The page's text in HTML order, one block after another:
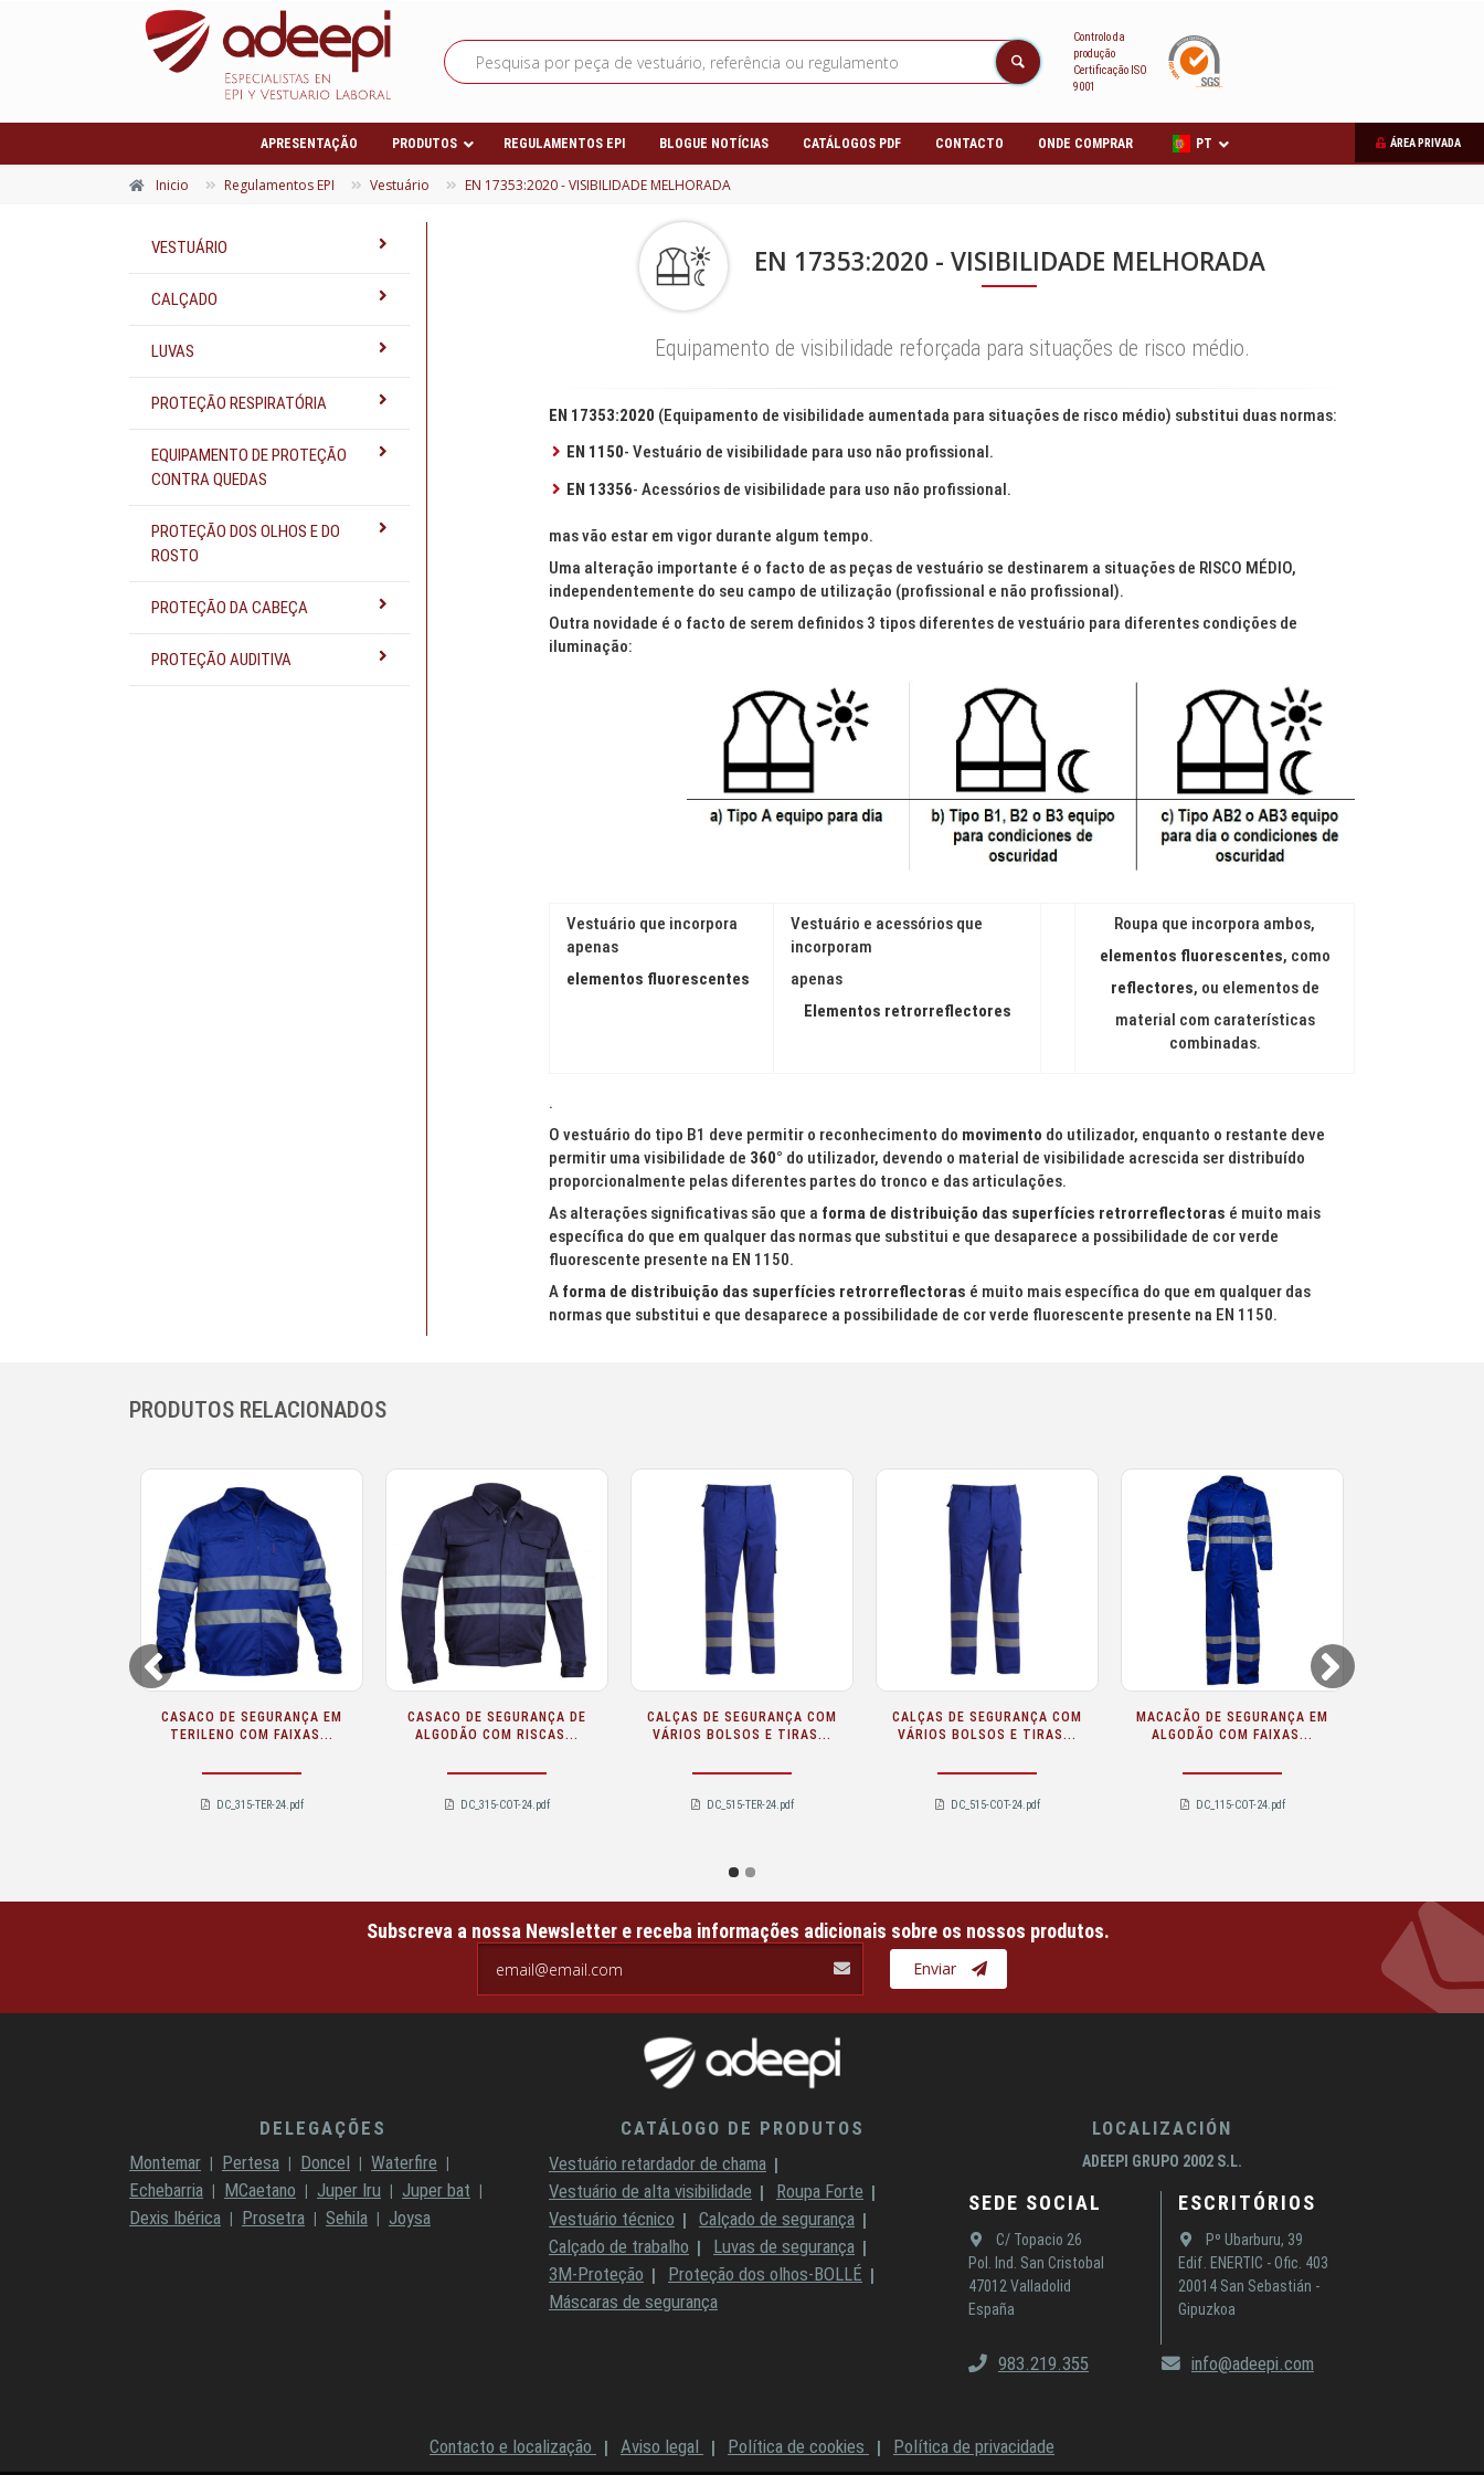
Controlo da
produção
Certificação ISO
9001
APRESENTAÇÃO PRODUTOS REGULAMENTOS EPI BLOGUE NOTÍCIAS CATÁLOGOS PDF CONTACTO ONDE COMPRAR ÁREA PRIVADA
PT
Inicio Regulamentos EPI Vestuário EN 17353:2020 - VISIBILIDADE MELHORADA
VESTUÁRIO
CALÇADO
LUVAS
PROTEÇÃO RESPIRATÓRIA
EQUIPAMENTO DE PROTEÇÃO
CONTRA QUEDAS
PROTEÇÃO DOS OLHOS E DO
ROSTO
PROTEÇÃO DA CABEÇA
PROTEÇÃO AUDITIVA
EN 17353:2020 - VISIBILIDADE MELHORADA
Equipamento de visibilidade reforçada para situações de risco médio.
EN 17353:2020 (Equipamento de visibilidade aumentada para situações de risco médio) substitui duas normas:
EN 1150- Vestuário de visibilidade para uso não profissional.
EN 13356- Acessórios de visibilidade para uso não profissional.
mas vão estar em vigor durante algum tempo.
Uma alteração importante é o facto de as peças de vestuário se destinarem a situações de RISCO MÉDIO,
independentemente do seu campo de utilização (profissional e não profissional).
Outra novidade é o facto de serem definidos 3 tipos diferentes de vestuário para diferentes condições de
iluminação:
Vestuário que incorpora
apenas
elementos fluorescentes
Vestuário e acessórios que
incorporam
apenas
Elementos retrorreflectores
Roupa que incorpora ambos,
elementos fluorescentes, como
reflectores, ou elementos de
material com caraterísticas
combinadas.
.
O vestuário do tipo B1 deve permitir o reconhecimento do movimento do utilizador, enquanto o restante deve
permitir uma visibilidade de 360° do utilizador, devendo o material de visibilidade acrescida ser distribuído
proporcionalmente pelas diferentes partes do tronco e das articulações.
As alterações significativas são que a forma de distribuição das superfícies retrorreflectoras é muito mais
específica do que em qualquer das normas que substitui e que desaparece a possibilidade de cor verde
fluorescente presente na EN 1150.
A forma de distribuição das superfícies retrorreflectoras é muito mais específica do que em qualquer das
normas que substitui e que desaparece a possibilidade de cor verde fluorescente presente na EN 1150.
PRODUTOS RELACIONADOS
Prev
MACACÃO DE SEGURANÇA EM
ALGODÃO COM FAIXAS...
CAMISA DE VISIBILIDADE
RETARDADORA DE CHAMA
DC_427B-CFR-20-3_427BMF-CFR-20-3.p
PÓLO SAREMO RETARDADOR
DE CHAMA VISIBILIDADE...
DC_487SG-MOD-24.pdf
CASACO DE PROTECÇÃO DA
VISIBILIDADE SARECO
DC_327B-CFR-30-3.pdf
SARECO ADEEPI CALÇAS DE
PROTECÇÃO DE
DC_527B-CFR-30-3.pdf
SARECO ADEEPI (ALGODÃO)
MACACÃO DE VISIBILIDADE...
DC_127B-CFR-30-3.pdf
Next
Subscreva a nossa Newsletter e receba informações adicionais sobre os nossos produtos.
email@email.com Enviar
DELEGAÇÕES
Montemar
Pertesa Doncel
Waterfire
Echebarria
MCaetano Juper Iru
Juper bat
Dexis Ibérica
Prosetra Sehila Joysa
CATÁLOGO DE PRODUTOS
Vestuário retardador de chama
Vestuário de alta visibilidade
Roupa Forte
Vestuário técnico
Calçado de segurança
Calçado de trabalho
Luvas de segurança
3M-Proteção
Proteção dos olhos-BOLLÉ
Máscaras de segurança
LOCALIZACIÓN
ADEEPI GRUPO 2002 S.L.
SEDE SOCIAL
C/ Topacio 26
Pol. Ind. San Cristobal
47012 Valladolid
España
ESCRITÓRIOS
Pº Ubarburu, 39
Edif. ENERTIC - Ofic. 403
20014 San Sebastián -
Gipuzkoa
983.219.355 info@adeepi.com
Contacto e localização Aviso legal Política de cookies Política de privacidade